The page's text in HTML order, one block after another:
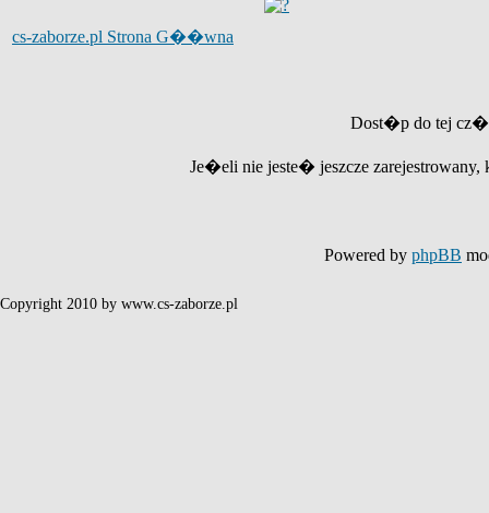
cs-zaborze.pl Strona G��wna
Dost�p do tej
Je�eli nie jeste� jeszcze
Powered by phpBB
Copyright 2010 by www.cs-zaborze.pl